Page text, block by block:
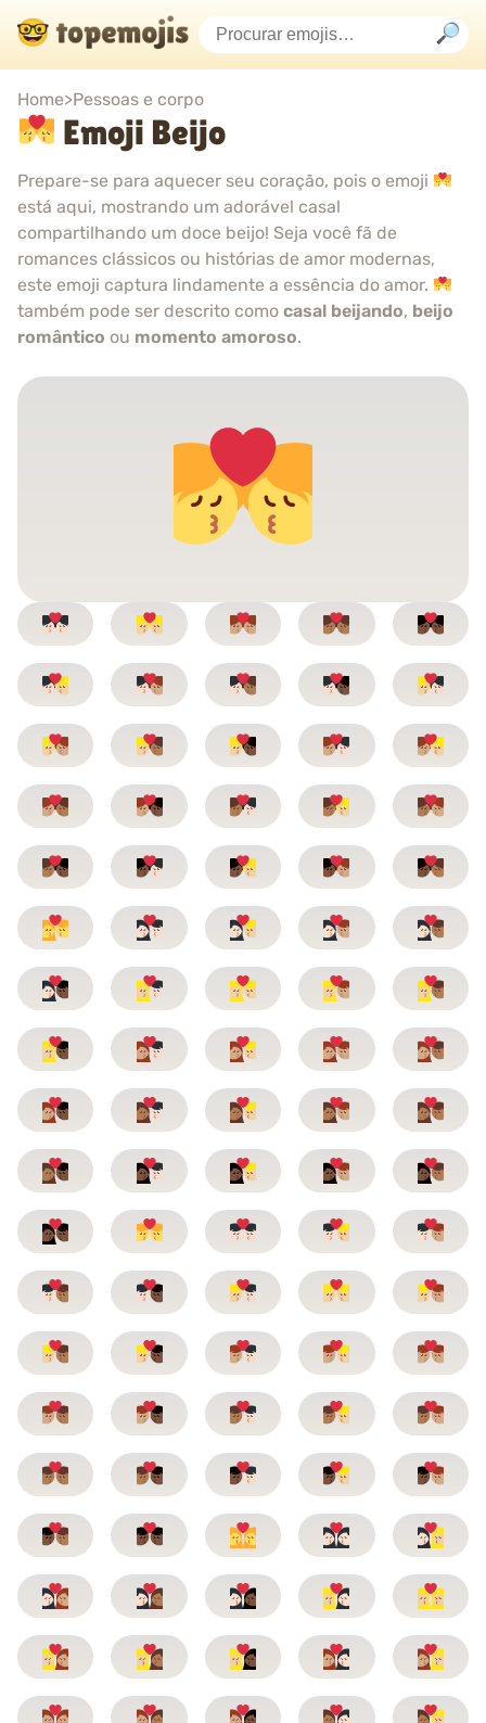
Home>Pessoas e corpo
Emoji Beijo
Prepare-se para aquecer seu coração, pois o emoji
está aqui, mostrando um adorável casal
compartilhando um doce beijo! Seja você fã de
romances clássicos ou histórias de amor modernas,
este emoji captura lindamente a essência do amor.
também pode ser descrito como casal beijando, beijo
romântico ou momento amoroso.